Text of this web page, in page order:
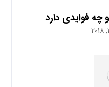
فوایدی دارد